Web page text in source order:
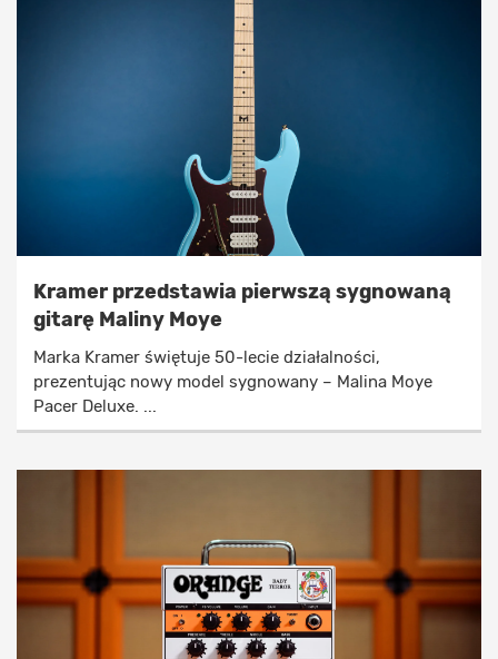
Kramer przedstawia pierwszą sygnowaną
gitarę Maliny Moye
Marka Kramer świętuje 50-lecie działalności,
prezentując nowy model sygnowany – Malina Moye
Pacer Deluxe. ...